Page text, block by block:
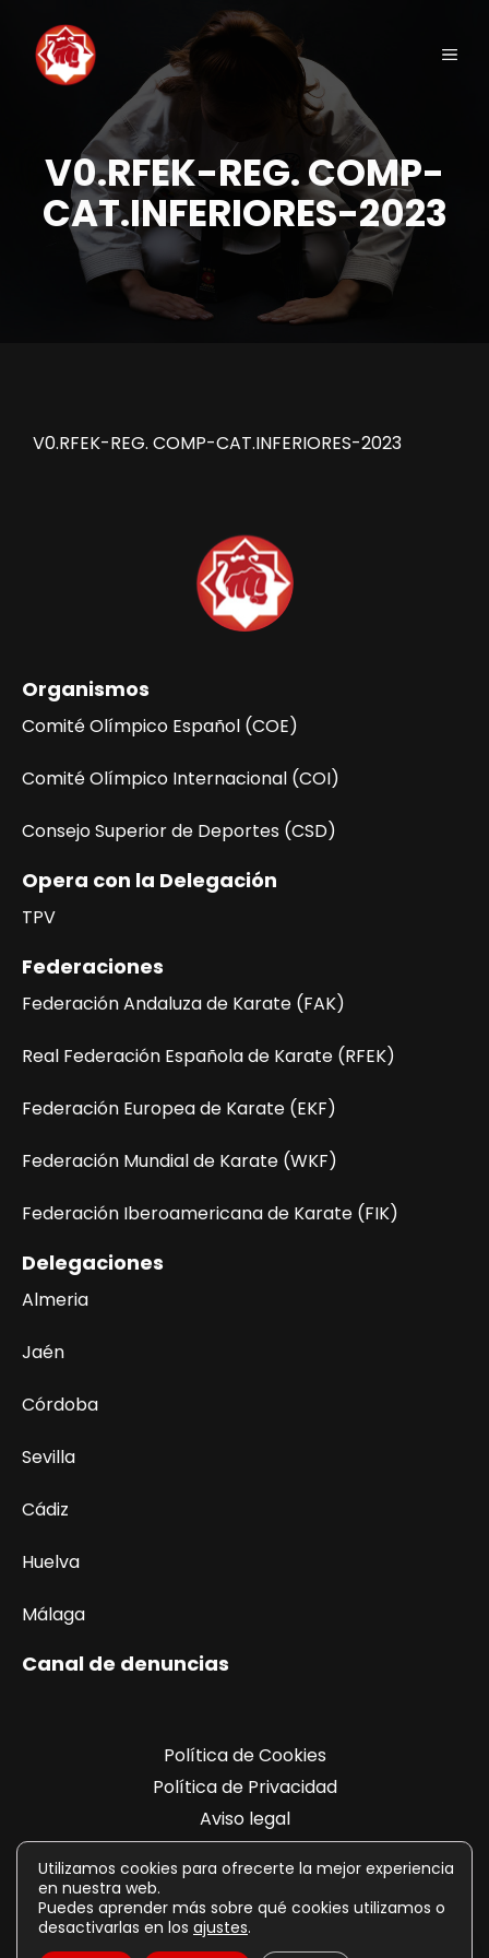
contenido
V0.RFEK-REG. COMP-
CAT.INFERIORES-2023
V0.RFEK-REG. COMP-CAT.INFERIORES-2023
Organismos
Comité Olímpico Español (COE)
Comité Olímpico Internacional (COI)
Consejo Superior de Deportes (CSD)
Opera con la Delegación
TPV
Federaciones
Federación Andaluza de Karate (FAK)
Real Federación Española de Karate (RFEK)
Federación Europea de Karate (EKF)
Federación Mundial de Karate (WKF)
Federación Iberoamericana de Karate (FIK)
Delegaciones
Almeria
Jaén
Córdoba
Sevilla
Cádiz
Huelva
Málaga
Canal de denuncias
Política de Cookies
Política de Privacidad
Aviso legal
Registro de actividades
Utilizamos cookies para ofrecerte la mejor experiencia
en nuestra web.
Puedes aprender más sobre qué cookies utilizamos o
desactivarlas en los ajustes.